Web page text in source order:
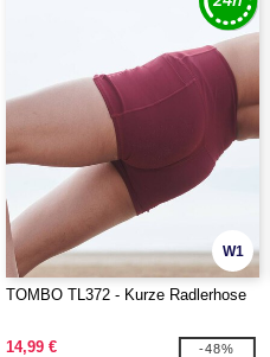
W1
TOMBO TL372 - Kurze Radlerhose
14,99 € -48%